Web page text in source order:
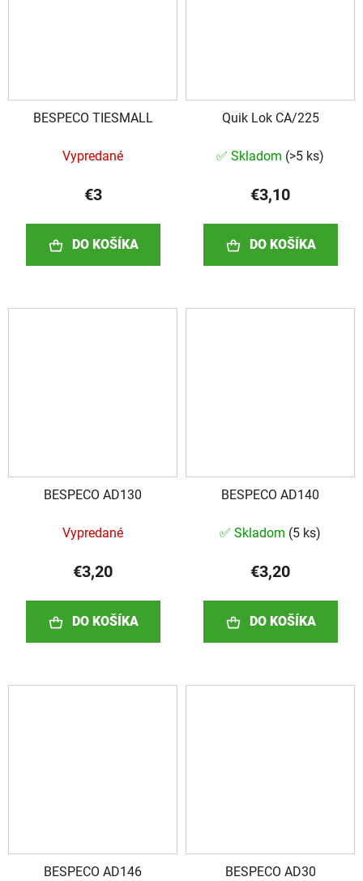
BESPECO TIESMALL
Vypredané
€3
DO KOŠÍKA
Quik Lok CA/225
✅ Skladom (>5 ks)
€3,10
DO KOŠÍKA
BESPECO AD130
Vypredané
€3,20
DO KOŠÍKA
BESPECO AD140
✅ Skladom (5 ks)
€3,20
DO KOŠÍKA
BESPECO AD146 BESPECO AD30